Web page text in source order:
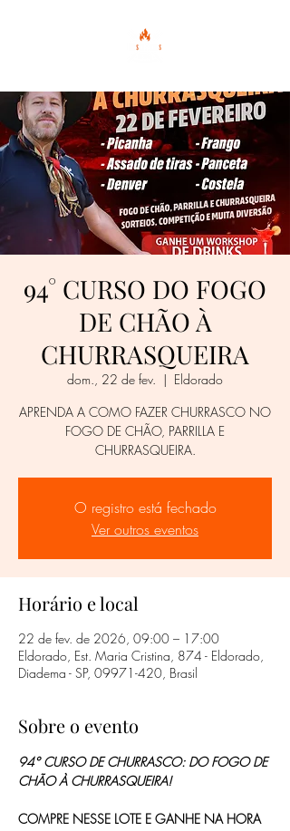
94° CURSO DO FOGO
DE CHÃO À
CHURRASQUEIRA
dom., 22 de fev.
  |
Eldorado
APRENDA A COMO FAZER CHURRASCO NO
FOGO DE CHÃO, PARRILLA E
CHURRASQUEIRA.
O registro está fechado
Ver outros eventos
Horário e local
22 de fev. de 2026, 09:00 – 17:00
Eldorado, Est. Maria Cristina, 874 - Eldorado,
Diadema - SP, 09971-420, Brasil
Sobre o evento
94° CURSO DE CHURRASCO: DO FOGO DE
CHÃO À CHURRASQUEIRA!
COMPRE NESSE LOTE E GANHE NA HORA